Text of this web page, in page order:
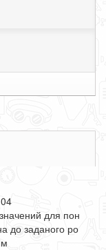
04
для пон
до заданого ро